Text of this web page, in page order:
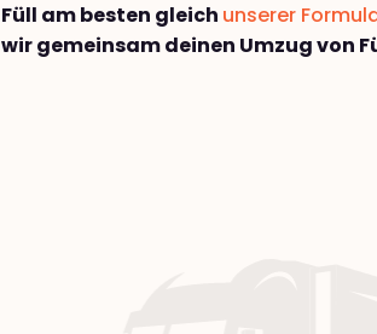
Füll am besten gleich unserer
wir gemeinsam deinen Umzug von